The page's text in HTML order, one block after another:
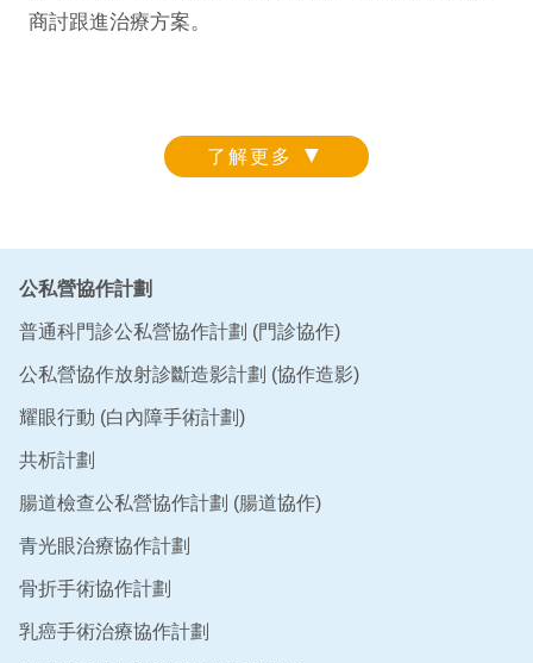
商討跟進治療方案。
了解更多 ▼
公私營協作計劃
普通科門診公私營協作計劃 (門診協作)
公私營協作放射診斷造影計劃 (協作造影)
耀眼行動 (白內障手術計劃)
共析計劃
腸道檢查公私營協作計劃 (腸道協作)
青光眼治療協作計劃
骨折手術協作計劃
乳癌手術治療協作計劃